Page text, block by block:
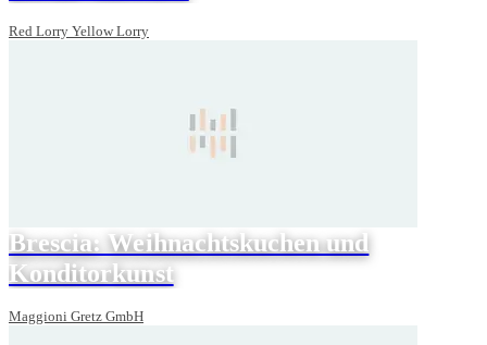
Red Lorry Yellow Lorry
Brescia: Weihnachtskuchen und
Konditorkunst
Maggioni Gretz GmbH